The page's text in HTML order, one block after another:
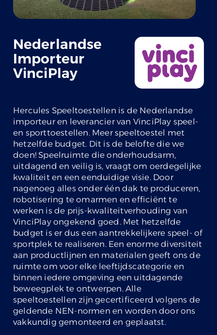
Nederlandse
Importeur
VinciPlay
Hercules Speeltoestellen is de Nederlandse
importeur en leverancier van VinciPlay speel-
en sporttoestellen. Meer speeltoestel met
hetzelfde budget. Dit is de belofte die we
doen! Speelruimte die onderhoudsarm,
uitdagend en veilig is, vraagt om oerdegelijke
kwaliteit en een eenduidige visie. Door
nagenoeg alles onder één dak te produceren,
robotisering te omarmen en efficiënt te
werken is de prijs-kwaliteitverhouding van
VinciPlay ongekend goed. Met hetzelfde
budget is er dus een aantrekkelijkere speel- of
sportplek te realiseren. Een enorme diversiteit
aan productlijnen en materialen geeft ons de
ruimte om voor elke leeftijdscategorie en
binnen iedere omgeving een uitdagende
beweegplek te ontwerpen. Alle
speeltoestellen zijn gecertificeerd volgens de
geldende NEN-normen en worden door ons
vakkundig gemonteerd en geplaatst.